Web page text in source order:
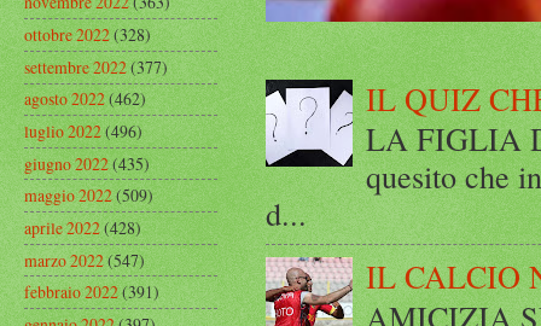
IL QUIZ
LA FIGLIA
quesito che
d...
IL CALCIO
AMICIZIA
ottobre 2022(328)
settembre 2022(377)
agosto 2022(462)
luglio 2022(496)
giugno 2022(435)
maggio 2022(509)
aprile 2022(428)
marzo 2022(547)
febbraio 2022(391)